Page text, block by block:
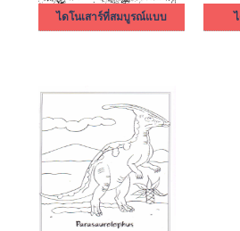
ไดโนเสาร์ที่สมบูรณ์แบบ